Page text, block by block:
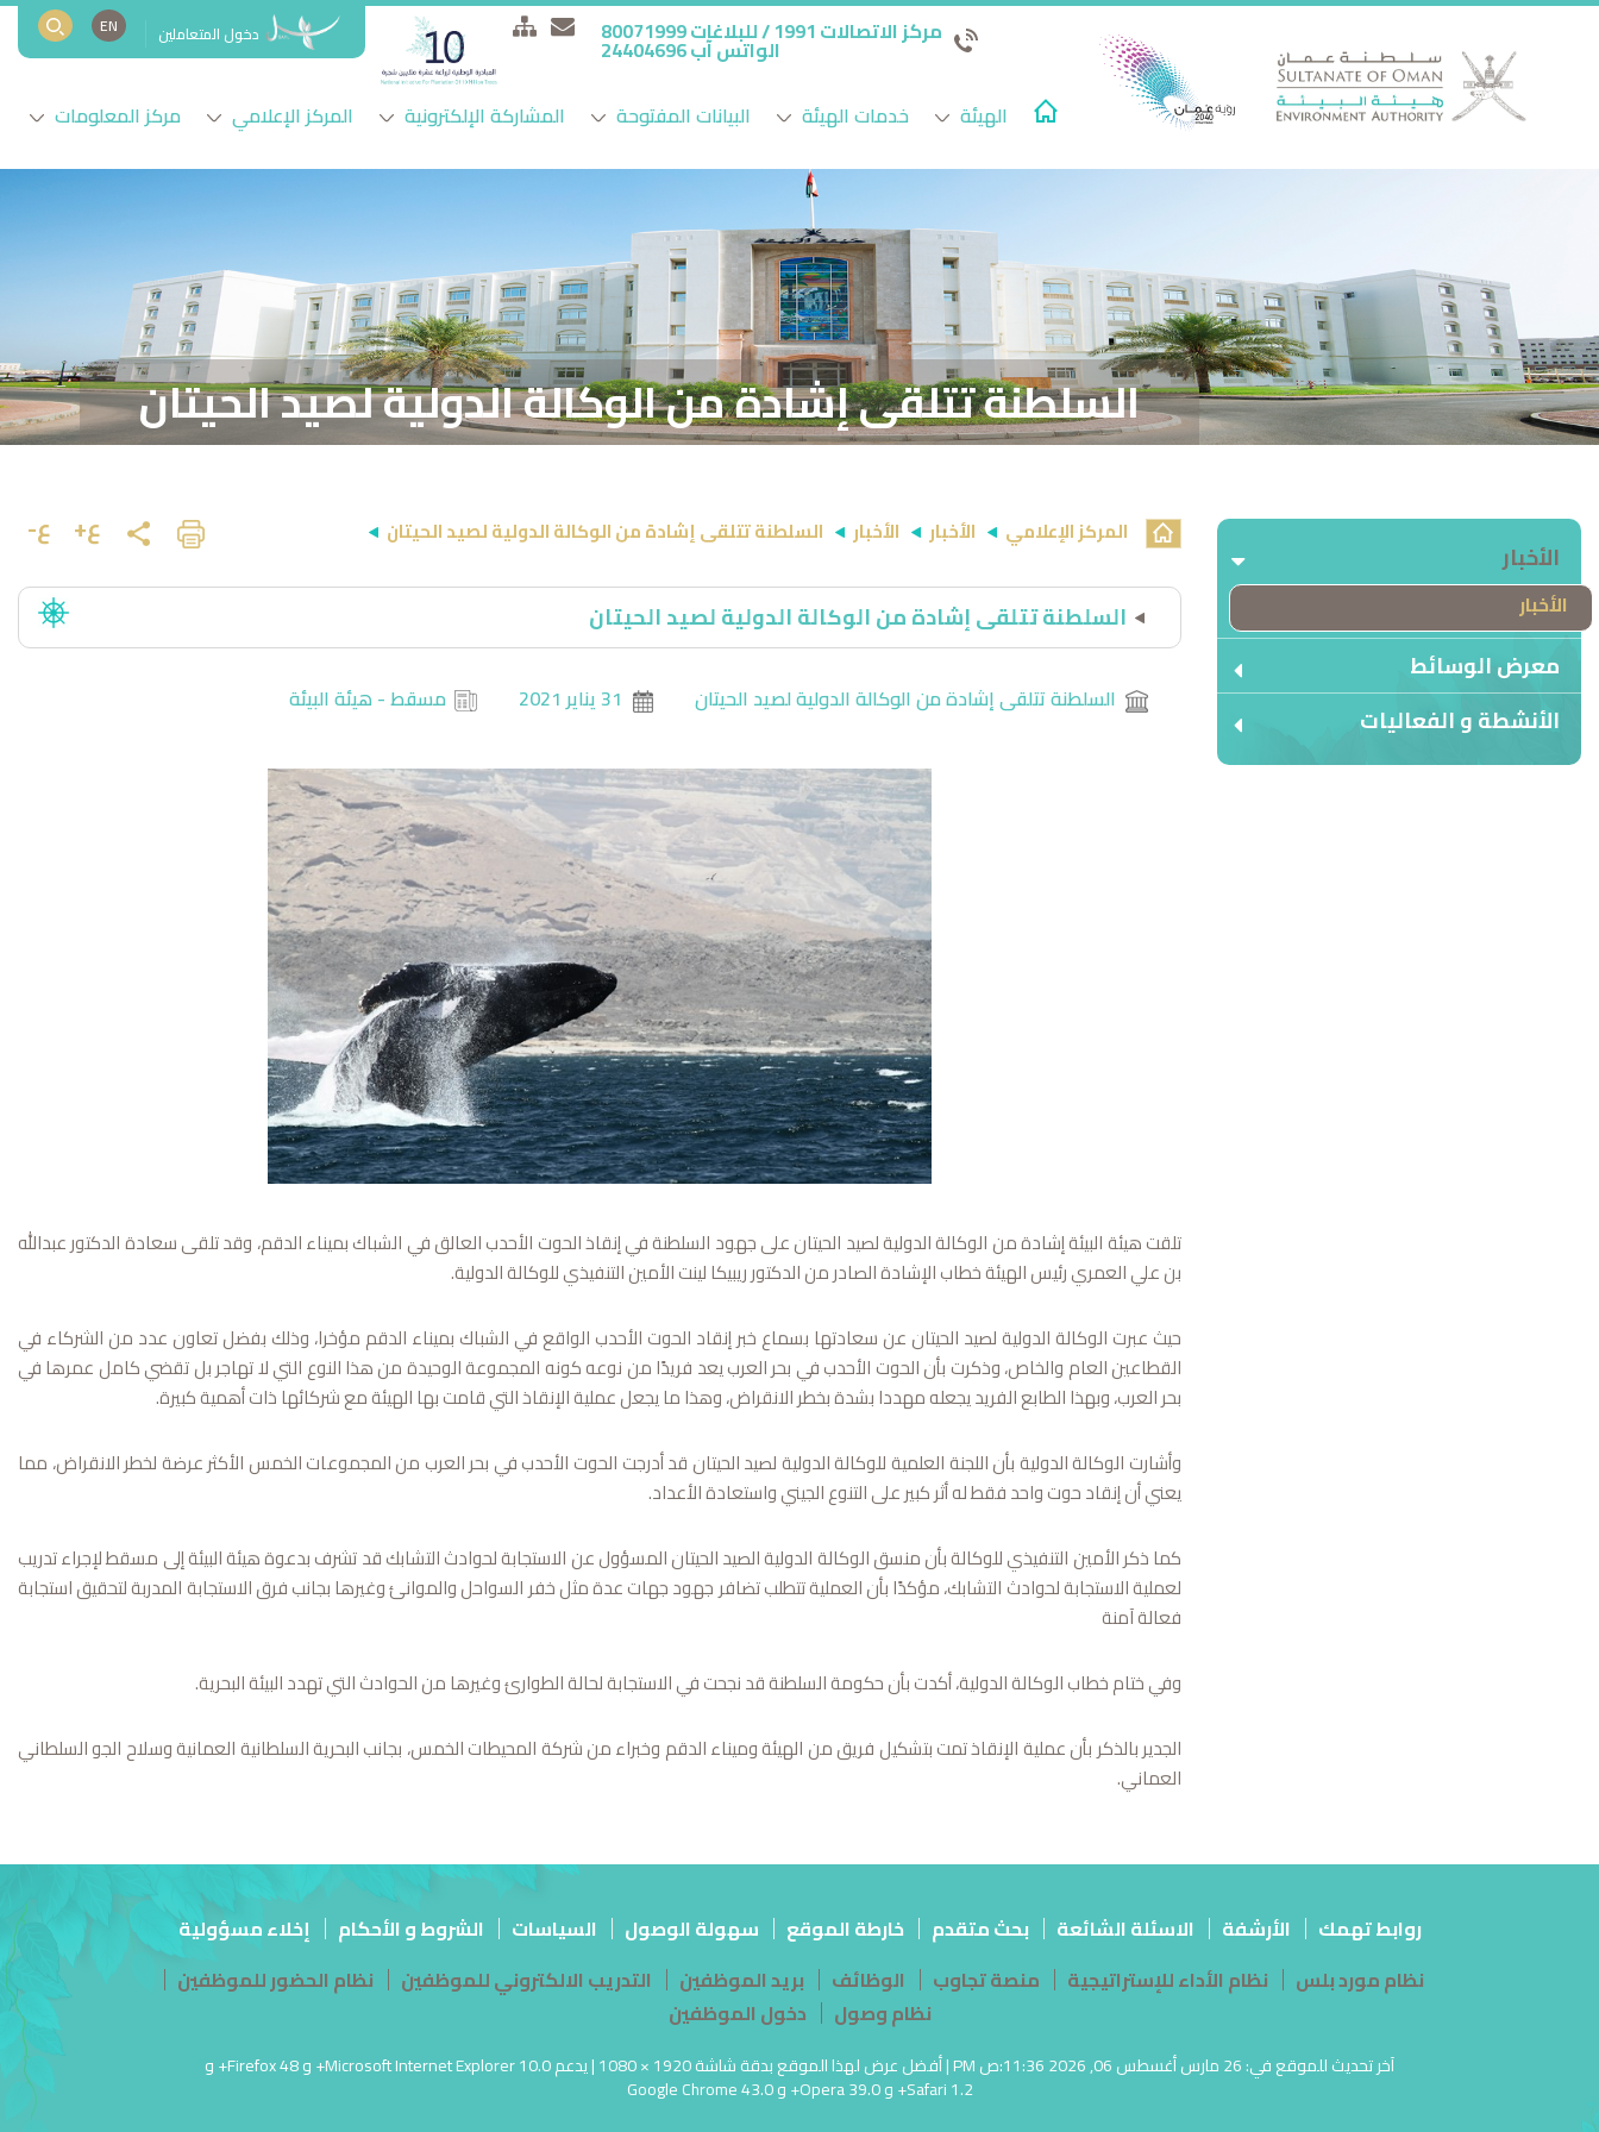
مركز الاتصالات 1991 / للبلاغات 80071999
الواتس آب 24404696 دخول المتعاملين EN
الهيئة خدمات الهيئة البيانات المفتوحة المشاركة الإلكترونية المركز الإعلامي مركز المعلومات
السلطنة تتلقى إشادة من الوكالة الدولية لصيد الحيتان
الأخبار
الأخبار
معرض الوسائط
الأنشطة و الفعاليات
المركز الإعلامي الأخبار الأخبار السلطنة تتلقى إشادة من الوكالة الدولية لصيد الحيتان ع+ ع-
السلطنة تتلقى إشادة من الوكالة الدولية لصيد الحيتان
السلطنة تتلقى إشادة من الوكالة الدولية لصيد الحيتان 31 يناير 2021 مسقط - هيئة البيئة
تلقت هيئة البيئة إشادة من الوكالة الدولية لصيد الحيتان على جهود السلطنة في إنقاذ الحوت الأحدب العالق في الشباك بميناء الدقم، وقد تلقى سعادة الدكتور عبدالله
بن علي العمري رئيس الهيئة خطاب الإشادة الصادر من الدكتور ريبيكا لينت الأمين التنفيذي للوكالة الدولية.
حيث عبرت الوكالة الدولية لصيد الحيتان عن سعادتها بسماع خبر إنقاد الحوت الأحدب الواقع في الشباك بميناء الدقم مؤخرا، وذلك بفضل تعاون عدد من الشركاء في
القطاعين العام والخاص، وذكرت بأن الحوت الأحدب في بحر العرب يعد فريدًا من نوعه كونه المجموعة الوحيدة من هذا النوع التي لا تهاجر بل تقضي کامل عمرها في
بحر العرب، وبهذا الطابع الفريد يجعله مهددا بشدة بخطر الانقراض، وهذا ما يجعل عملية الإنقاذ التي قامت بها الهيئة مع شركائها ذات أهمية كبيرة.
وأشارت الوكالة الدولية بأن اللجنة العلمية للوكالة الدولية لصيد الحيتان قد أدرجت الحوت الأحدب في بحر العرب من المجموعات الخمس الأكثر عرضة لخطر الانقراض، مما
يعني أن إنقاد حوت واحد فقط له أثر كبير على التنوع الجيني واستعادة الأعداد.
كما ذكر الأمين التنفيذي للوكالة بأن منسق الوكالة الدولية الصيد الحيتان المسؤول عن الاستجابة لحوادث التشابك قد تشرف بدعوة هيئة البيئة إلى مسقط لإجراء تدريب
لعملية الاستجابة لحوادث التشابك، مؤكدًا بأن العملية تتطلب تضافر جهود جهات عدة مثل خفر السواحل والموانئ وغيرها بجانب فرق الاستجابة المدربة لتحقيق استجابة
فعالة آمنة
وفي ختام خطاب الوكالة الدولية، أكدت بأن حكومة السلطنة قد نجحت في الاستجابة لحالة الطوارئ وغيرها من الحوادث التي تهدد البيئة البحرية.
الجدير بالذكر بأن عملية الإنقاذ تمت بتشكيل فريق من الهيئة وميناء الدقم وخبراء من شركة المحيطات الخمس، بجانب البحرية السلطانية العمانية وسلاح الجو السلطاني
العماني.
روابط تهمك الأرشفة الاسئلة الشائعة بحث متقدم خارطة الموقع سهولة الوصول السياسات الشروط و الأحكام
إخلاء مسؤولية
نظام مورد بلس
نظام الأداء للإستراتيجية منصة تجاوب الوظائف بريد الموظفين التدريب الالكتروني للموظفين
نظام الحضور للموظفين
نظام وصول
دخول الموظفين
آخر تحديث للموقع في: 26 مارس أغسطس 06, 2026 11:36:ص PM | أفضل عرض لهذا الموقع بدقة شاشة 1920 × 1080 | يدعم Microsoft Internet Explorer 10.0+ و Firefox 48+ و
Safari 1.2+ و Opera 39.0+ و Google Chrome 43.0